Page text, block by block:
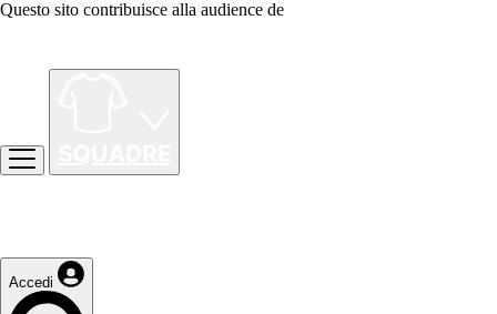
Questo sito contribuisce alla audience de
Accedi